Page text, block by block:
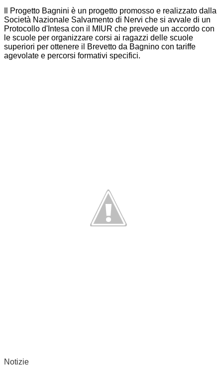
Il Progetto Bagnini è un progetto promosso e realizzato dalla
Società Nazionale Salvamento di Nervi che si avvale di un
Protocollo d'Intesa con il MIUR che prevede un accordo con
le scuole per organizzare corsi ai ragazzi delle scuole
superiori per ottenere il Brevetto da Bagnino con tariffe
agevolate e percorsi formativi specifici.
Notizie